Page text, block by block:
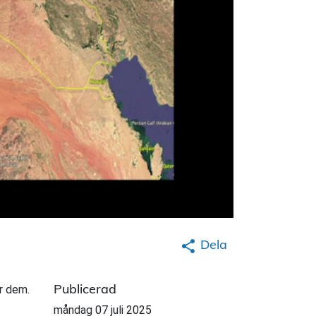
Dela
dem.
Publicerad
måndag 07 juli 2025